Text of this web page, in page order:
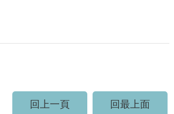
回上一頁
回最上面